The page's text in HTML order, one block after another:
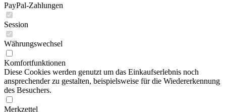
PayPal-Zahlungen
Session
Währungswechsel
Komfortfunktionen
Diese Cookies werden genutzt um das Einkaufserlebnis noch
ansprechender zu gestalten, beispielsweise für die Wiedererkennung
des Besuchers.
Merkzettel